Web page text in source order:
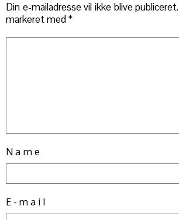
Din e-mailadresse vil ikke blive publiceret.
markeret med*
Name
E-mail